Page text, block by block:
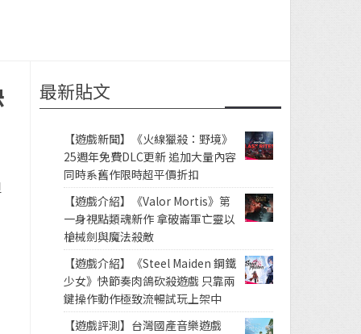
最新貼文
【遊戲新聞】《火線獵殺：野境》
25週年免費DLC更新 追加大量內容
同時系舊作限時超平價折扣
【遊戲介紹】《Valor Mortis》第
一身視點類魂新作 拿破崙軍亡靈以
槍械劍與魔法殺敵
【遊戲介紹】《Steel Maiden 鋼鐵
少女》快節奏肉鴿砍殺遊戲 只靠兩
鍵操作動作極致流暢試玩上架中
【遊戲評測】台灣國產音樂遊戲